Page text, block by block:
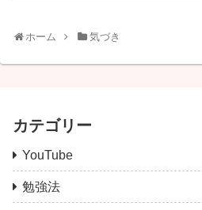
ホーム 気づき
カテゴリー
YouTube
勉強法